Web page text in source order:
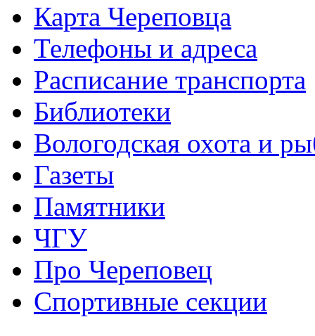
Карта Череповца
Телефоны и адреса
Расписание транспорта
Библиотеки
Вологодская охота и
Газеты
Памятники
ЧГУ
Про Череповец
Спортивные секции